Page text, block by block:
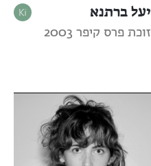
יעל ברתנא
זוכת פרס קיפר 2003